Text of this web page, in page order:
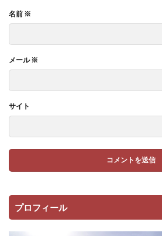
名前 ※
メール※
サイト
プロフィール